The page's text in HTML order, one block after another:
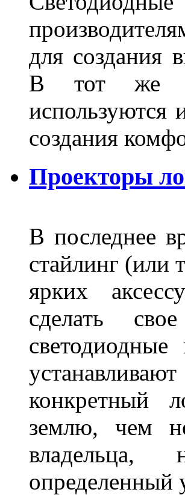
для создания
В тот же
используются
создания
Проекторы
В последнее
стайлинг (или
ярких
сделать
конкретный
землю, чем
определенный